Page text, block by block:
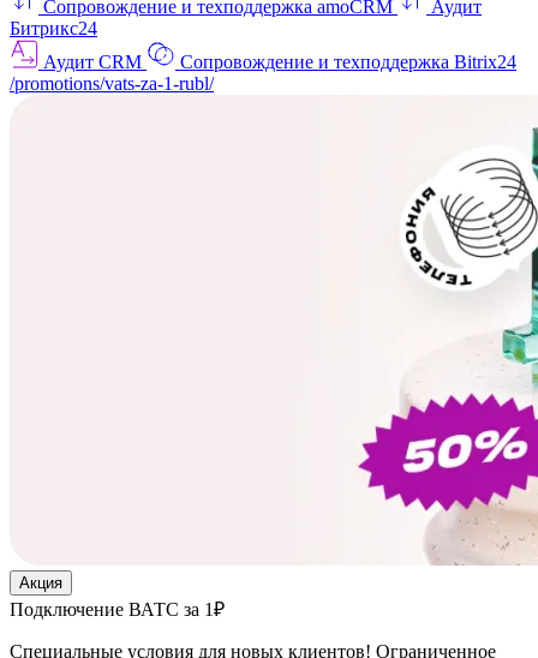
Сопровождение и техподдержка amoCRM
Аудит
Битрикс24
Аудит CRM
Сопровождение и техподдержка Bitrix24
/promotions/vats-za-1-rubl/
Акция
Подключение ВАТС за 1₽
Специальные условия для новых клиентов! Ограниченное